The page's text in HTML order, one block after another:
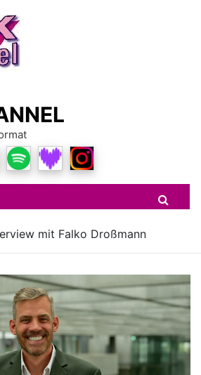
mit Falko Droßmann